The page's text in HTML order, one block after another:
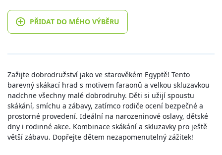
PŘIDAT DO MÉHO VÝBĚRU
Zažijte dobrodružství jako ve starověkém Egyptě! Tento
barevný skákací hrad s motivem faraonů a velkou skluzavkou
nadchne všechny malé dobrodruhy. Děti si užijí spoustu
skákání, smíchu a zábavy, zatímco rodiče ocení bezpečné a
prostorné provedení. Ideální na narozeninové oslavy, dětské
dny i rodinné akce. Kombinace skákání a skluzavky pro ještě
větší zábavu. Dopřejte dětem nezapomenutelný zážitek!